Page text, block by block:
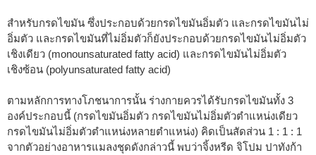
สำหรับกรดไขมัน ซึ่งประกอบด้วยกรดไขมันอิ่มตัว และกรดไขมันไม่
อิ่มตัว และกรดไขมันที่ไม่อิ่มตัวก็ยังประกอบด้วยกรดไขมันไม่อิ่มตัว
เชิงเดียว (monounsaturated fatty acid) และกรดไขมันไม่อิ่มตัว
เชิงซ้อน (polyunsaturated fatty acid)
ตามหลักการทางโภชนาการนั้น ร่างกายควรได้รับกรดไขมันทั้ง 3
องค์ประกอบนี้ (กรดไขมันอิ่มตัว กรดไขมันไม่อิ่มตัวตำแหน่งเดียว
กรดไขมันไม่อิ่มตัวตำแหน่งหลายตำแหน่ง) คิดเป็นสัดส่วน 1 : 1 : 1
จากตัวอย่างอาหารแมลงชุดดังกล่าวนี้ พบว่าจิ้งหรีด จิโปม ปาทังก้า